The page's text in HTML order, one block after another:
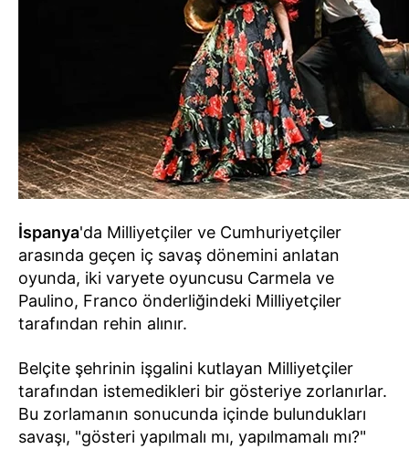
İspanya'da Milliyetçiler ve Cumhuriyetçiler
arasında geçen iç savaş dönemini anlatan
oyunda, iki varyete oyuncusu Carmela ve
Paulino, Franco önderliğindeki Milliyetçiler
tarafından rehin alınır.
Belçite şehrinin işgalini kutlayan Milliyetçiler
tarafından istemedikleri bir gösteriye zorlanırlar.
Bu zorlamanın sonucunda içinde bulundukları
savaşı, "gösteri yapılmalı mı, yapılmamalı mı?"